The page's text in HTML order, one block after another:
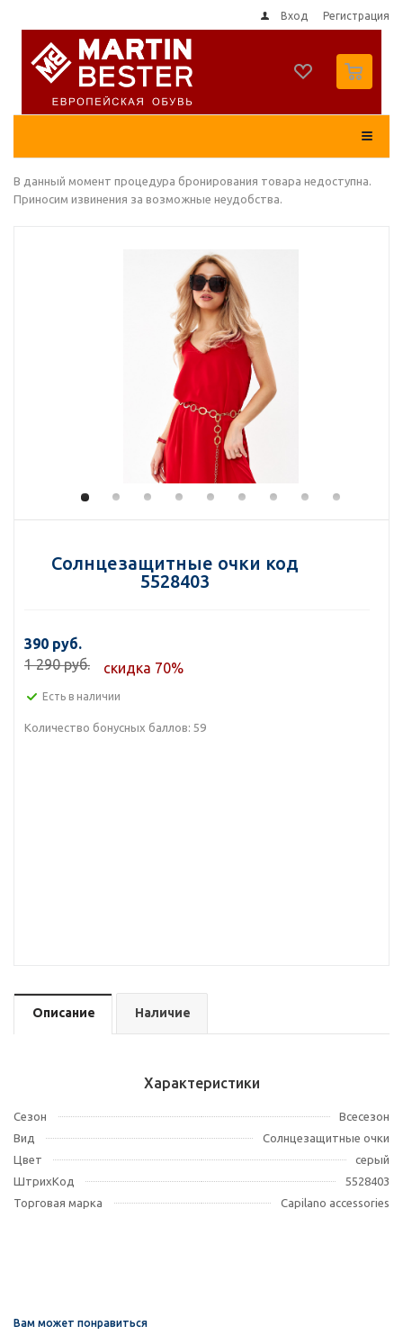
Вход Регистрация
В данный момент процедура бронирования товара недоступна.
Приносим извинения за возможные неудобства.
Солнцезащитные очки код
5528403
390 руб.
1 290 руб.
скидка 70%
Есть в наличии
Количество бонусных баллов: 59
Описание Наличие
Характеристики
Сезон
Всесезон
Вид
Солнцезащитные очки
Цвет
серый
ШтрихКод
5528403
Торговая марка
Capilano accessories
Вам может понравиться